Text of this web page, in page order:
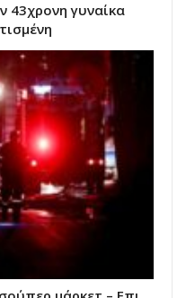
43χρονη γυναίκα